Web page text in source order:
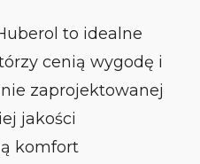
to idealne
cenią wygodę i
zaprojektowanej
jakości
komfort